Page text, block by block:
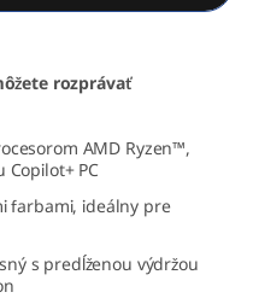
rozprávať
AMD Ryzen™,
PC
farbami, ideálny pre
s predĺženou výdržou